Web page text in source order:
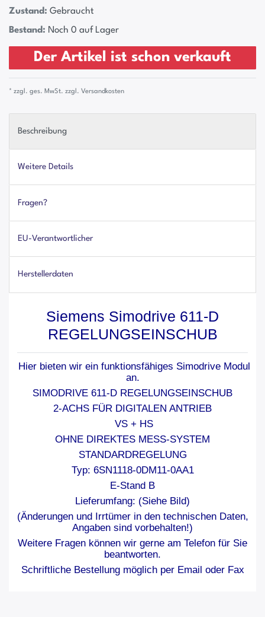
Zustand: Gebraucht
Bestand: Noch 0 auf Lager
Der Artikel ist schon verkauft
* zzgl. ges. MwSt. zzgl. Versandkosten
Beschreibung
Weitere Details
Fragen?
EU-Verantwortlicher
Herstellerdaten
Siemens Simodrive 611-D
REGELUNGSEINSCHUB
Hier bieten wir ein funktionsfähiges Simodrive Modul
an.
SIMODRIVE 611-D REGELUNGSEINSCHUB
2-ACHS FÜR DIGITALEN ANTRIEB
VS + HS
OHNE DIREKTES MESS-SYSTEM
STANDARDREGELUNG
Typ: 6SN1118-0DM11-0AA1
E-Stand B
Lieferumfang: (Siehe Bild)
(Änderungen und Irrtümer in den technischen Daten,
Angaben sind vorbehalten!)
Weitere Fragen können wir gerne am Telefon für Sie
beantworten.
Schriftliche Bestellung möglich per Email oder Fax